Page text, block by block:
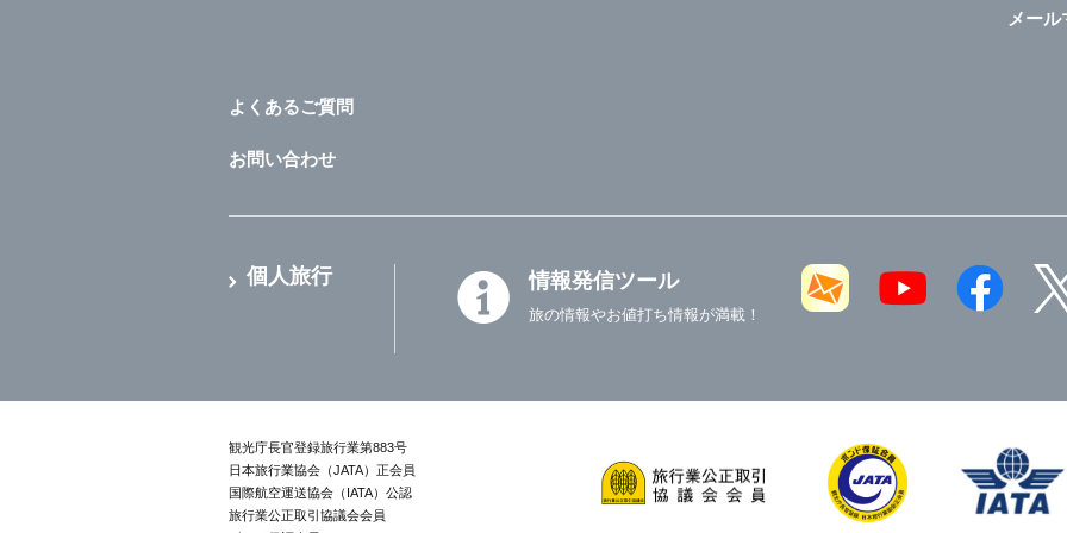
メー
よくあるご質問
お問い合わせ
個人旅行 情報発信ツール
旅の情報やお値打ち情報が満載！
観光庁長官登録旅行業第883号
日本旅行業協会（JATA）正会員
国際航空運送協会（IATA）公認
旅行業公正取引協議会会員